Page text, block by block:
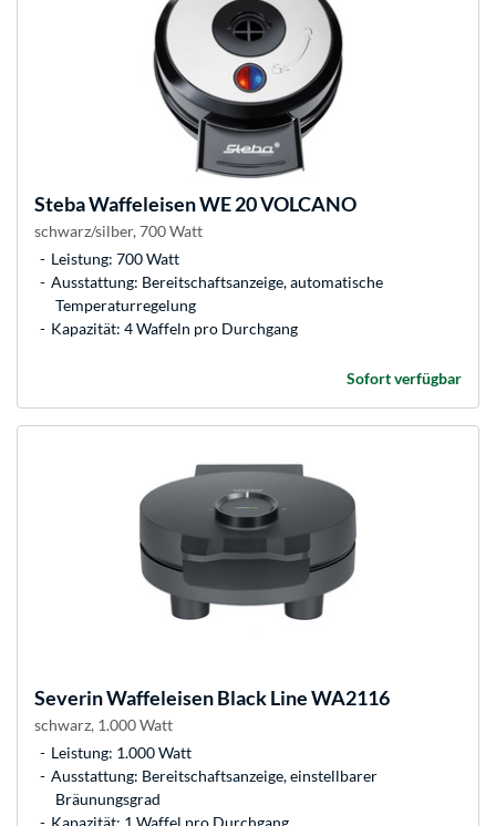
StebaWaffeleisen WE 20 VOLCANO
schwarz/silber, 700 Watt
Leistung: 700 Watt
Ausstattung: Bereitschaftsanzeige, automatische
Temperaturregelung
Kapazität: 4 Waffeln pro Durchgang
Sofort verfügbar
SeverinWaffeleisen Black Line WA2116
schwarz, 1.000 Watt
Leistung: 1.000 Watt
Ausstattung: Bereitschaftsanzeige, einstellbarer
Bräunungsgrad